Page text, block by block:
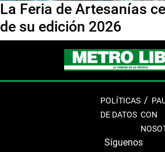
La Feria de Artesanías
de su edición 2026
POLÍTICAS
DE DATOS CON
Síguenos